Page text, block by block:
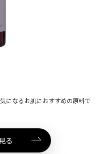
になるお肌におすすめの原料で
る